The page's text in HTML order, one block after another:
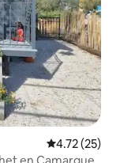
Calificación
4.72 (25)